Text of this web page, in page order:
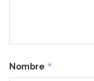
Nombre *